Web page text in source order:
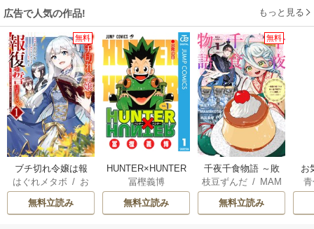
広告で人気の作品! もっと見る
無料
ブチ切れ令嬢は報
復を誓いました。
はぐれメタボ / お
おのいも /
無料立読み
HUNTER×HUNTER
モノクロ版
冨樫義博
無料立読み
無料
千夜千食物語 ～敗
国の姫ですが氷の
皇子殿下がどうも
溺愛してくれてい
枝豆ずんだ/ MAM
AKOTO
/ 鴉羽凛燈
無料立読み
お